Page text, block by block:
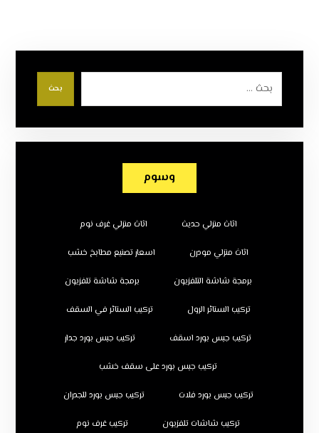
بحث
وسوم
اثاث منزلي حديث اثاث منزلي غرف نوم
اثاث منزلي مودرن اسعار تصنيع مطابخ خشب
برمجة شاشة التلفزيون برمجة شاشة تلفزيون
تركيب الستائر الرول تركيب الستائر في السقف
تركيب جبس بورد اسقف تركيب جبس بورد جدار
تركيب جبس بورد على سقف خشب
تركيب جبس بورد فلات تركيب جبس بورد للجدران
تركيب شاشات تلفزيون تركيب غرف نوم